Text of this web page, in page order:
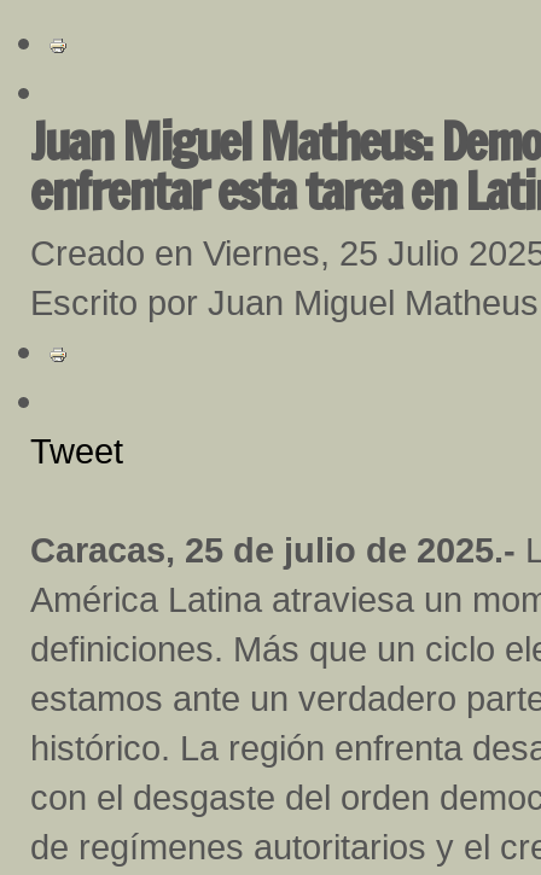
Juan Miguel Matheus:
enfrentar esta tarea en
Creado en Viernes, 25 Julio
Escrito por Juan Miguel Matheus
Tweet
Caracas, 25 de julio de 2025.-
América Latina atraviesa un
definiciones. Más que un ciclo
estamos ante un verdadero
histórico. La región enfrenta
con el desgaste del orden
de regímenes autoritarios y el